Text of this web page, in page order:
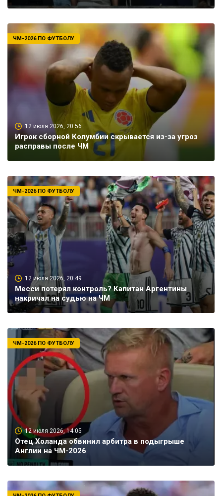
12 июля 2026, 20:56
Игрок сборной Колумбии скрывается из-за угроз
расправы после ЧМ
ЧМ-2026 ПО ФУТБОЛУ
12 июля 2026, 20:49
Месси потерял контроль? Капитан Аргентины
накричал на судью на ЧМ
ЧМ-2026 ПО ФУТБОЛУ
12 июля 2026, 14:05
Отец Холанда обвинил арбитра в подыгрыше
Англии на ЧМ-2026
ЧМ-2026 ПО ФУТБОЛУ